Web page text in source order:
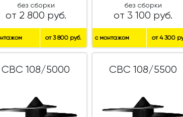
без сборки
от 2 800 руб.
от 3 800 руб.
без сборки
от 3 100 руб.
с монтажом от 4 300
СВС 108/5000 СВС 108/5500